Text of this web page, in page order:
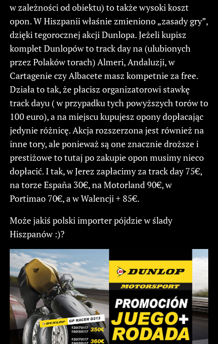
w zależności od obiektu) to także wysoki koszt
opon. W Hiszpanii właśnie zmieniono „zasady gry”,
dzięki tegorocznej akcji Dunlopa. Jeżeli kupisz
komplet Dunlopów to track day na (ulubionych
przez Polaków torach) Almeri, Andaluzji, w
Cartagenie czy Albacete masz kompetnie za free.
Działa to tak, że płacisz organizatorowi stawkę
track dayu ( w przypadku tych powyższych torów to
100 euro), a na miejscu kupujesz opony dopłacając
jedynie różnicę. Akcja rozszerzona jest również na
inne tory, ale ponieważ są one znacznie droższe i
prestiżowe to tutaj po zakupie opon musimy nieco
dopłacić. I tak, w Jerez zapłacimy za track day 75€,
na torze España 30€, na Motorland 90€, w
Portimao 70€, a w Walencji + 85€.
Może jakiś polski importer pójdzie w ślady
Hiszpanów :)?